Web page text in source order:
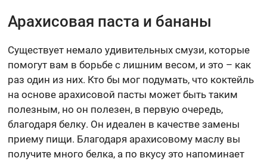
Арахисовая паста и бананы
Существует немало удивительных смузи, которые
помогут вам в борьбе с лишним весом, и это – как
раз один из них. Кто бы мог подумать, что коктейль
на основе арахисовой пасты может быть таким
полезным, но он полезен, в первую очередь,
благодаря белку. Он идеален в качестве замены
приему пищи. Благодаря арахисовому маслу вы
получите много белка, а по вкусу это напоминает